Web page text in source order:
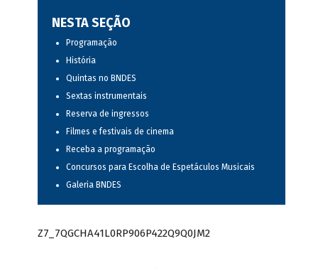
NESTA SEÇÃO
Programação
História
Quintas no BNDES
Sextas instrumentais
Reserva de ingressos
Filmes e festivais de cinema
Receba a programação
Concursos para Escolha de Espetáculos Musicais
Galeria BNDES
Z7_7QGCHA41L0RP906P422Q9Q0JM2